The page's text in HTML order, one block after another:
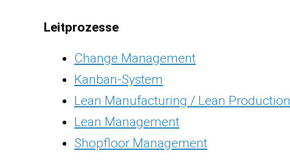
Leitprozesse
Change Management
Kanban-System
Lean Manufacturing / Lean Production
Lean Management
Shopfloor Management